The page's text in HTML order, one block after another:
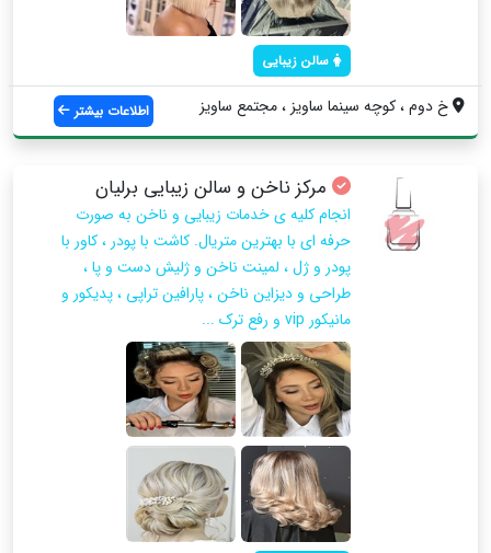
سالن زیبایی
خ دوم ، كوچه سينما ساويز ، مجتمع ساويز اطلاعات بیشتر
مرکز ناخن و سالن زیبایی برلیان
انجام کلیه ی خدمات زیبایی و ناخن به صورت
حرفه ای با بهترین متریال. کاشت با پودر ، کاور با
پودر و ژل ، لمینت ناخن و ژلیش دست و پا ،
طراحی و دیزاین ناخن ، پارافین تراپی ، پدیکور و
مانیکور vip و رفع ترک ...